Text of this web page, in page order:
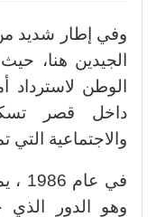
وفي إطار شديد
الجيدين هنا،
الوطن لاسترداد
داخل قصر
والاجتماعية
في
وهو الدور